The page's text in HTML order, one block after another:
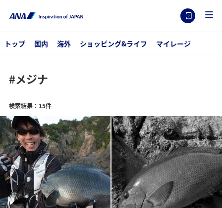
トップ 国内 海外 ショッピング&ライフ マイレージ
#メジナ
検索結果：15件